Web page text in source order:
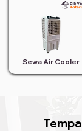
Sewa Air Cooler